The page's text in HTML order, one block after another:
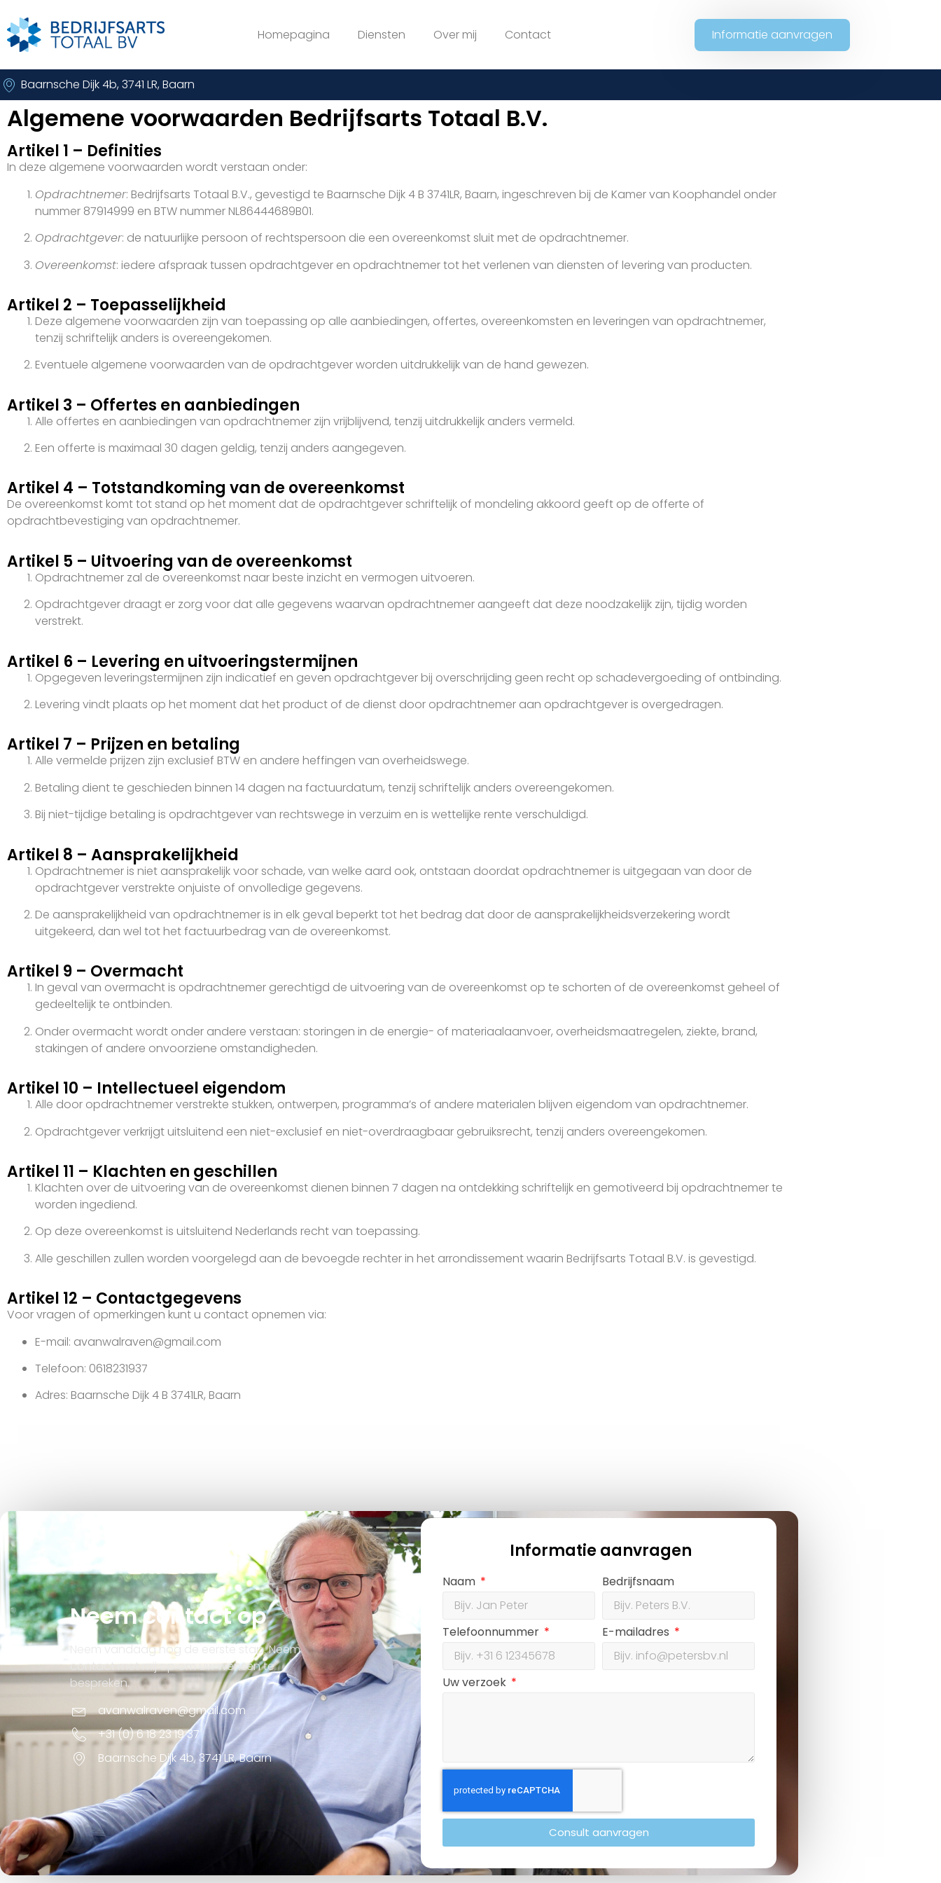
Homepagina Diensten Over mij Contact Informatie aanvragen
Baarnsche Dijk 4b, 3741 LR, Baarn
Algemene voorwaarden Bedrijfsarts Totaal B.V.
Artikel 1 – Definities
In deze algemene voorwaarden wordt verstaan onder:
Opdrachtnemer: Bedrijfsarts Totaal B.V., gevestigd te Baarnsche Dijk 4 B 3741LR, Baarn, ingeschreven bij de Kamer van Koophandel onder
nummer 87914999 en BTW nummer NL86444689B01.
Opdrachtgever: de natuurlijke persoon of rechtspersoon die een overeenkomst sluit met de opdrachtnemer.
Overeenkomst: iedere afspraak tussen opdrachtgever en opdrachtnemer tot het verlenen van diensten of levering van producten.
Artikel 2 – Toepasselijkheid
Deze algemene voorwaarden zijn van toepassing op alle aanbiedingen, offertes, overeenkomsten en leveringen van opdrachtnemer,
tenzij schriftelijk anders is overeengekomen.
Eventuele algemene voorwaarden van de opdrachtgever worden uitdrukkelijk van de hand gewezen.
Artikel 3 – Offertes en aanbiedingen
Alle offertes en aanbiedingen van opdrachtnemer zijn vrijblijvend, tenzij uitdrukkelijk anders vermeld.
Een offerte is maximaal 30 dagen geldig, tenzij anders aangegeven.
Artikel 4 – Totstandkoming van de overeenkomst
De overeenkomst komt tot stand op het moment dat de opdrachtgever schriftelijk of mondeling akkoord geeft op de offerte of
opdrachtbevestiging van opdrachtnemer.
Artikel 5 – Uitvoering van de overeenkomst
Opdrachtnemer zal de overeenkomst naar beste inzicht en vermogen uitvoeren.
Opdrachtgever draagt er zorg voor dat alle gegevens waarvan opdrachtnemer aangeeft dat deze noodzakelijk zijn, tijdig worden
verstrekt.
Artikel 6 – Levering en uitvoeringstermijnen
Opgegeven leveringstermijnen zijn indicatief en geven opdrachtgever bij overschrijding geen recht op schadevergoeding of ontbinding.
Levering vindt plaats op het moment dat het product of de dienst door opdrachtnemer aan opdrachtgever is overgedragen.
Artikel 7 – Prijzen en betaling
Alle vermelde prijzen zijn exclusief BTW en andere heffingen van overheidswege.
Betaling dient te geschieden binnen 14 dagen na factuurdatum, tenzij schriftelijk anders overeengekomen.
Bij niet-tijdige betaling is opdrachtgever van rechtswege in verzuim en is wettelijke rente verschuldigd.
Artikel 8 – Aansprakelijkheid
Opdrachtnemer is niet aansprakelijk voor schade, van welke aard ook, ontstaan doordat opdrachtnemer is uitgegaan van door de
opdrachtgever verstrekte onjuiste of onvolledige gegevens.
De aansprakelijkheid van opdrachtnemer is in elk geval beperkt tot het bedrag dat door de aansprakelijkheidsverzekering wordt
uitgekeerd, dan wel tot het factuurbedrag van de overeenkomst.
Artikel 9 – Overmacht
In geval van overmacht is opdrachtnemer gerechtigd de uitvoering van de overeenkomst op te schorten of de overeenkomst geheel of
gedeeltelijk te ontbinden.
Onder overmacht wordt onder andere verstaan: storingen in de energie- of materiaalaanvoer, overheidsmaatregelen, ziekte, brand,
stakingen of andere onvoorziene omstandigheden.
Artikel 10 – Intellectueel eigendom
Alle door opdrachtnemer verstrekte stukken, ontwerpen, programma’s of andere materialen blijven eigendom van opdrachtnemer.
Opdrachtgever verkrijgt uitsluitend een niet-exclusief en niet-overdraagbaar gebruiksrecht, tenzij anders overeengekomen.
Artikel 11 – Klachten en geschillen
Klachten over de uitvoering van de overeenkomst dienen binnen 7 dagen na ontdekking schriftelijk en gemotiveerd bij opdrachtnemer te
worden ingediend.
Op deze overeenkomst is uitsluitend Nederlands recht van toepassing.
Alle geschillen zullen worden voorgelegd aan de bevoegde rechter in het arrondissement waarin Bedrijfsarts Totaal B.V. is gevestigd.
Artikel 12 – Contactgegevens
Voor vragen of opmerkingen kunt u contact opnemen via:
E-mail: avanwalraven@gmail.com
Telefoon: 0618231937
Adres: Baarnsche Dijk 4 B 3741LR, Baarn
Neem contact op
Neem vandaag nog de eerste stap. Neem
contact met mij op om uw wensen te
bespreken.
avanwalraven@gmail.com
+31 (0) 6 18 23 19 37
Baarnsche Dijk 4b, 3741 LR, Baarn
Informatie aanvragen
Naam Bedrijfsnaam
Telefoonnummer E-mailadres
Uw verzoek
Consult aanvragen